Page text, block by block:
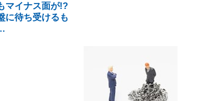
マイナス面が!?
に待ち受けるも